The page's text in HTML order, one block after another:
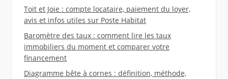
Toit et Joie : compte locataire, paiement du loyer,
avis et infos utiles sur Poste Habitat
Baromètre des taux : comment lire les taux
immobiliers du moment et comparer votre
financement
Diagramme bête à cornes : définition, méthode,